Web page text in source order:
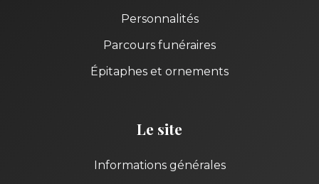
Personnalités
Parcours funéraires
Épitaphes et ornements
Le site
Informations générales